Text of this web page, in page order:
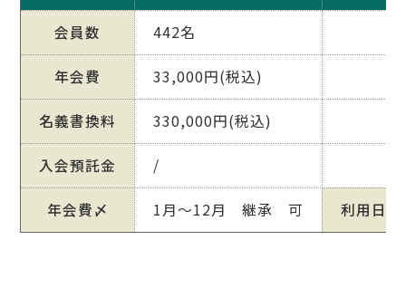
会員数 442名
年会費 33,000円(税込)
名義書換料 330,000円(税込)
入会預託金 /
年会費〆 1月～12月 継承 可 利用日